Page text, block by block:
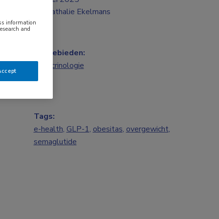
Nathalie Ekelmans
Vakgebieden:
Endocrinologie
Tags:
e-health, GLP-1, obesitas, overgewicht,
semaglutide
information
and